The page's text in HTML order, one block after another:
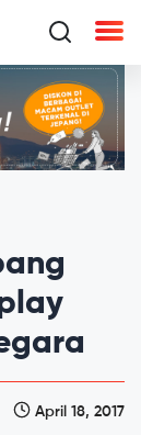
April 18, 2017